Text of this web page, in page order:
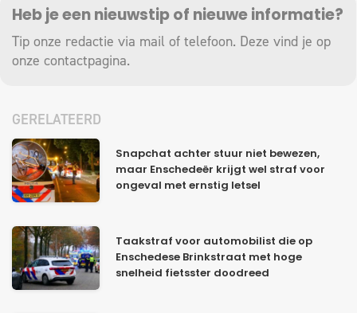
Heb je een nieuwstip of nieuwe informatie?
Tip onze redactie via mail of telefoon. Deze vind je op
onze contactpagina.
GERELATEERD
Snapchat achter stuur niet bewezen,
maar Enschedeër krijgt wel straf voor
ongeval met ernstig letsel
Taakstraf voor automobilist die op
Enschedese Brinkstraat met hoge
snelheid fietsster doodreed